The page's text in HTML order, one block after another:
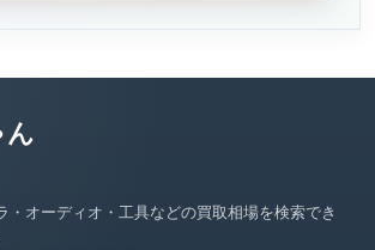
ん
・オーディオ・工具などの買取相場を検索でき